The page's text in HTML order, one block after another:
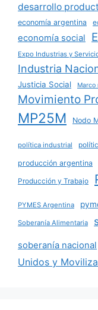
desarrollo
economía argentina
economía social
Expo Industrias y
Industria
Justicia Social Marco
Movimiento
MP25M Nodo
política industrial
producción argentina
Producción y Trabajo
PYMES Argentina
Soberanía Alimentaria
soberanía nacional
Unidos y